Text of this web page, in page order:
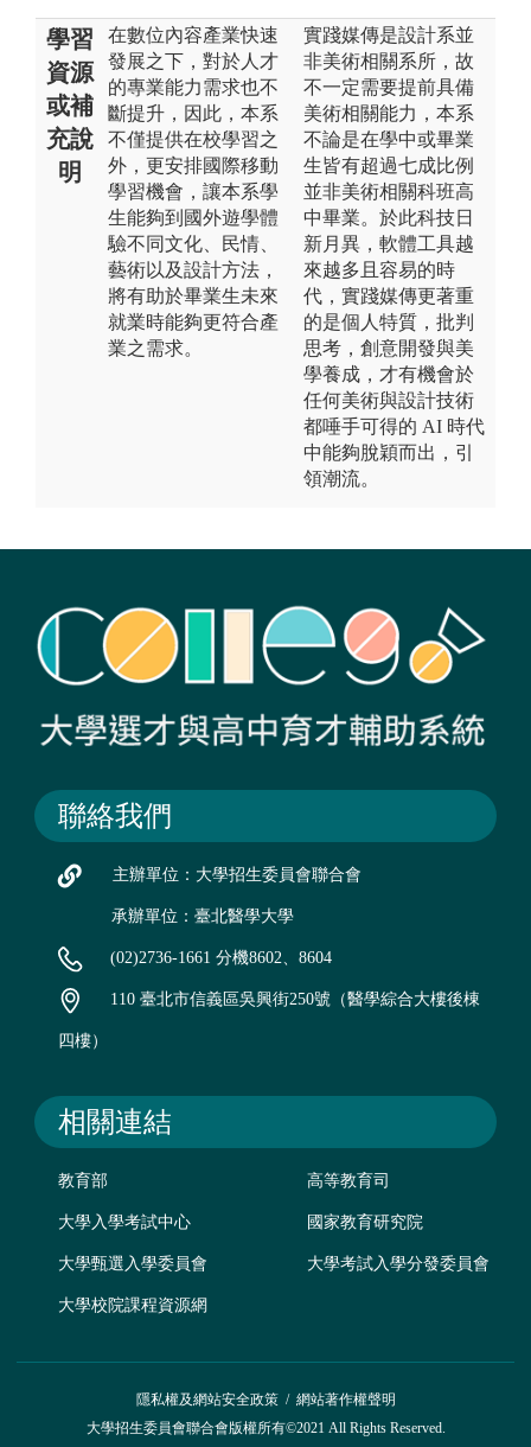
學習
資源
或補
充說
明
在數位內容產業快速
發展之下，對於人才
的專業能力需求也不
斷提升，因此，本系
不僅提供在校學習之
外，更安排國際移動
學習機會，讓本系學
生能夠到國外遊學體
驗不同文化、民情、
藝術以及設計方法，
將有助於畢業生未來
就業時能夠更符合產
業之需求。
實踐媒傳是設計系並
非美術相關系所，故
不一定需要提前具備
美術相關能力，本系
不論是在學中或畢業
生皆有超過七成比例
並非美術相關科班高
中畢業。於此科技日
新月異，軟體工具越
來越多且容易的時
代，實踐媒傳更著重
的是個人特質，批判
思考，創意開發與美
學養成，才有機會於
任何美術與設計技術
都唾手可得的 AI 時代
中能夠脫穎而出，引
領潮流。
聯絡我們
主辦單位：大學招生委員會聯合會
承辦單位：臺北醫學大學
(02)2736-1661 分機8602、8604
110 臺北市信義區吳興街250號（醫學綜合大樓後棟
四樓）
相關連結
教育部 高等教育司
大學入學考試中心 國家教育研究院
大學甄選入學委員會 大學考試入學分發委員會
大學校院課程資源網
隱私權及網站安全政策/ 網站著作權聲明
大學招生委員會聯合會版權所有©2021 All Rights Reserved.